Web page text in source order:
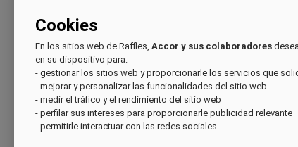
Cookies
En los sitios web de Raffles, Accor y sus colaboradores
en su dispositivo para:
- gestionar los sitios web y proporcionarle los servicios que
- mejorar y personalizar las funcionalidades del sitio web
- medir el tráfico y el rendimiento del sitio web
- perfilar sus intereses para proporcionarle publicidad relevante
- permitirle interactuar con las redes sociales.